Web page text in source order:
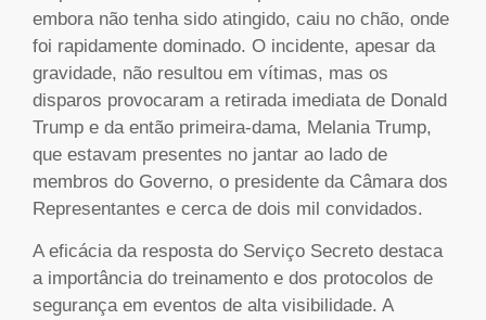
embora não tenha sido atingido, caiu no chão, onde
foi rapidamente dominado. O incidente, apesar da
gravidade, não resultou em vítimas, mas os
disparos provocaram a retirada imediata de Donald
Trump e da então primeira-dama, Melania Trump,
que estavam presentes no jantar ao lado de
membros do Governo, o presidente da Câmara dos
Representantes e cerca de dois mil convidados.
A eficácia da resposta do Serviço Secreto destaca
a importância do treinamento e dos protocolos de
segurança em eventos de alta visibilidade. A